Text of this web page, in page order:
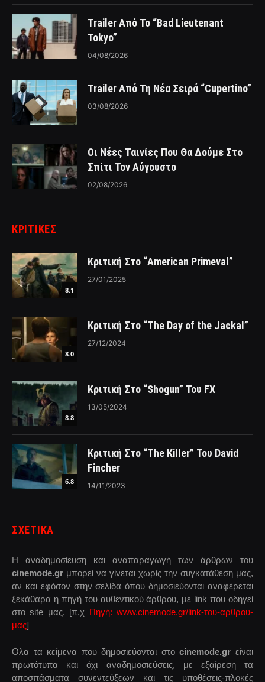
Trailer Από Το “Bad Lieutenant
Tokyo”
04/08/2026
Trailer Από Τη Νέα Σειρά “Cupertino”
03/08/2026
Οι Νέες Ταινίες Που Θα Δούμε Στο
Σπίτι Τον Αύγουστο
02/08/2026
ΚΡΙΤΙΚΈΣ
8.1
Κριτική Στο “American Primeval”
27/01/2025
8.0
Κριτική Στο “The Day of the Jackal”
27/12/2024
8.8
Κριτική Στο “Shogun” Του FX
13/05/2024
6.8
Κριτική Στο “The Killer” Του David
Fincher
14/11/2023
ΣΧΕΤΙΚΑ
Η αναδημοσίευση και αναπαραγωγή των άρθρων του
cinemode.gr μπορεί να γίνεται χωρίς την συγκατάθεση μας,
αν και εφόσον στην σελίδα όπου δημοσιεύονται αναφέρεται
ξεκάθαρα η πηγή του αυθεντικού άρθρου, με link που οδηγεί
στο site μας. [π.χ Πηγή: www.cinemode.gr/link-του-αρθρου-
μας]
Ολα τα κείμενα που δημοσιεύονται στοcinemode.gr είναι
πρωτότυπα και όχι αναδημοσιεύσεις, με εξαίρεση τα
αποσπάσματα συνεντεύξεων και τις υποθέσεις-πλοκές